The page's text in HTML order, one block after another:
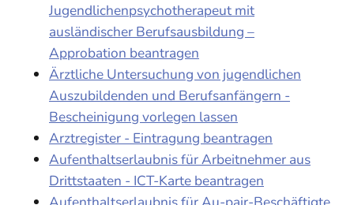
Jugendlichenpsychotherapeut mit
ausländischer Berufsausbildung –
Approbation beantragen
Ärztliche Untersuchung von jugendlichen
Auszubildenden und Berufsanfängern -
Bescheinigung vorlegen lassen
Arztregister - Eintragung beantragen
Aufenthaltserlaubnis für Arbeitnehmer aus
Drittstaaten - ICT-Karte beantragen